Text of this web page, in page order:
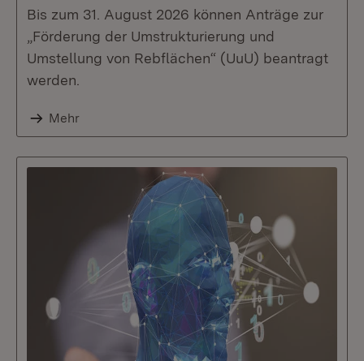
Bis zum 31. August 2026 können Anträge zur
„Förderung der Umstrukturierung und
Umstellung von Rebflächen“ (UuU) beantragt
werden.
Mehr